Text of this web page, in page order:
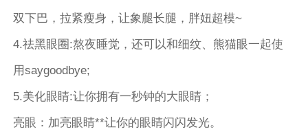
双下巴，拉紧瘦身，让象腿长腿，胖妞超模~
4.祛黑眼圈:熬夜睡觉，还可以和细纹、熊猫眼一起使
用saygoodbye;
5.美化眼睛:让你拥有一秒钟的大眼睛；
亮眼：加亮眼睛**让你的眼睛闪闪发光。